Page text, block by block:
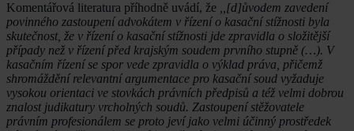
Komentářová literatura příhodně uvádí, že
,,[d]ůvodem zavedení
povinného zastoupení advokátem v řízení o kasační stížnosti byla
skutečnost, že v řízení o kasační stížnosti jde zpravidla o složitější
případy než v řízení před krajským soudem prvního stupně (…). V
kasačním řízení se spor vede zpravidla o výklad práva, přičemž
shromáždění relevantní argumentace pro kasační soud vyžaduje
vysokou orientaci ve stovkách právních předpisů a též velmi dobrou
znalost judikatury vrcholných soudů. Zastoupení stěžovatele
právním profesionálem se proto jeví jako velmi účinný prostředek